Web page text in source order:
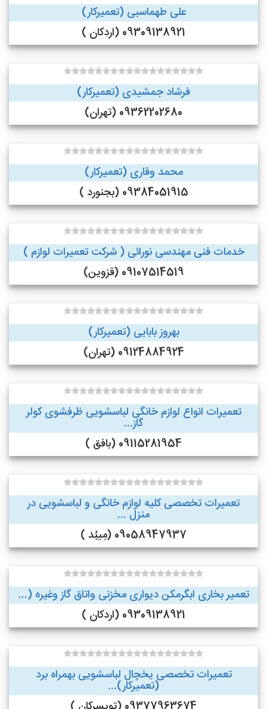
علی طهماسبی (تعمیرکار)
09309138921 (اردکان )
فرشاد جمشیدی (تعمیرکار)
09362202680 (تهران)
محمد وقاری (تعمیرکار)
09384051915 (بجنورد )
خدمات فنی مهندسی نورائی ( شرکت تعمیرات لوازم )
09107514519 (قزوین)
بهروز بابایی (تعمیرکار)
09124884924 (تهران)
تعمیرات انواع لوازم خانگی لباسشویی ظرفشوی کولر
گاز...
09115281954 (بافق )
تعمیرات تخصصی کلیه لوازم خانگی و لباسشویی در
منزل ...
09058947937 (مِیبُد )
تعمیر بخاری ابگرمکن دیواری مخزنی واتاق گاز وغیره (...
09309138921 (اردکان )
تعمیرات تخصصی یخچال لباسشویی بهمراه برد
(تعمیرکار)...